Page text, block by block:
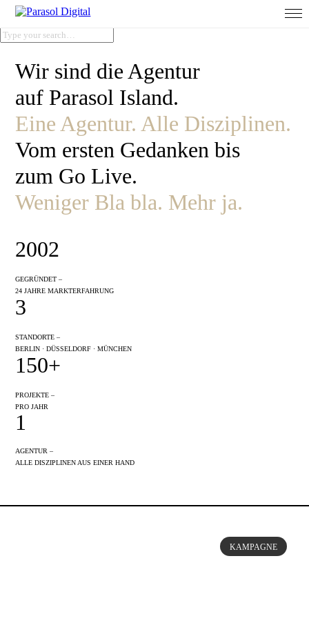
Wir sind die Agentur
auf Parasol Island.
Eine Agentur. Alle Disziplinen.
Vom ersten Gedanken bis
zum Go Live.
Weniger Bla bla. Mehr ja.
2002
GEGRÜNDET –
24 JAHRE MARKTERFAHRUNG
3
STANDORTE –
BERLIN · DÜSSELDORF · MÜNCHEN
150+
PROJEKTE –
PRO JAHR
1
AGENTUR –
ALLE DISZIPLINEN AUS EINER HAND
KAMPAGNE